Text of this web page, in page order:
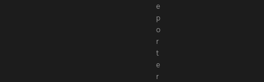
e
p
o
r
t
e
r